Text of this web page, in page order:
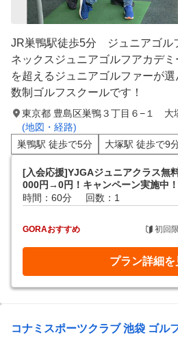
JR巣鴨駅徒歩5分 ジュニアゴル
ネックスジュニアゴルフアカデ
を超えるジュニアゴルファーが
数制ゴルフスクールです！
東京都 豊島区巣鴨３丁目６−１ 大
(地図・経路)
巣鴨駅 徒歩で5分
大塚駅 徒歩で9
[入会応援]YJGAジュニアクラス無
000円→0円！キャンペーン実施中！
時間：60分
回数：1
GORAおすすめ 初回
プラン詳細を
コナミスポーツクラブ 池袋 ゴル